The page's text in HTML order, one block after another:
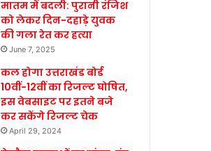
मातम में बदली: पुरानी रंजिश
को लेकर दिन-दहाड़े युवक
की गला रेत कर हत्या
June 7, 2025
कल होगा उत्तराखंड बोर्ड
10वीं-12वीं का रिजल्ट घोषित,
इस वेबसाइट पर इतने बजे
कर सकेंगे रिजल्ट चेक
April 29, 2024